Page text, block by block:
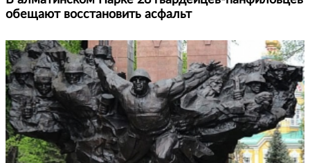
обещают восстановить асфальт